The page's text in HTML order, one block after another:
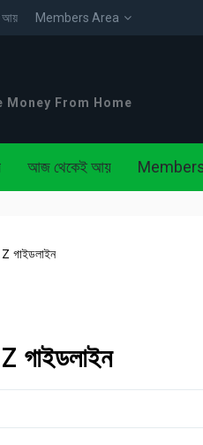
আয় Members Area
Money From Home
আজ থেকেই আয়
Z গাইডলাইন
গাইডলাইন